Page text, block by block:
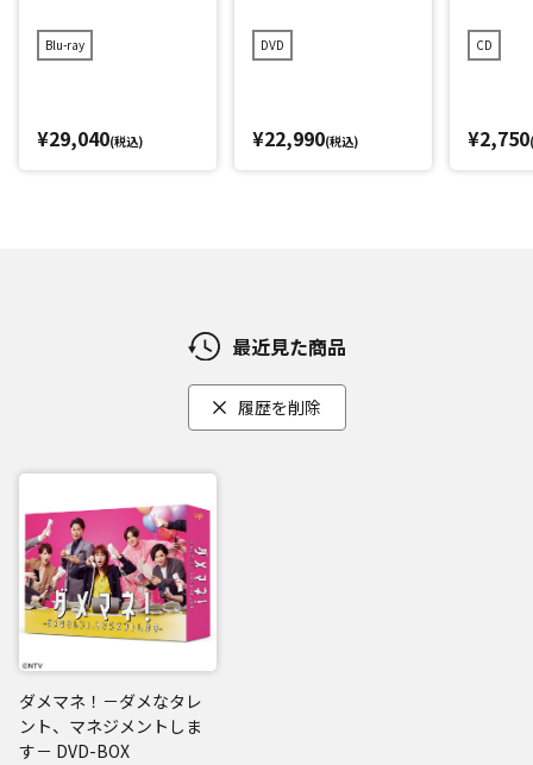
Blu-ray
¥29,040(税込)
DVD
¥22,990(税込)
ック
CD
¥2,750
最近見た商品
履歴を削除
ダメマネ！－ダメなタレ
ント、マネジメントしま
す－ DVD-BOX